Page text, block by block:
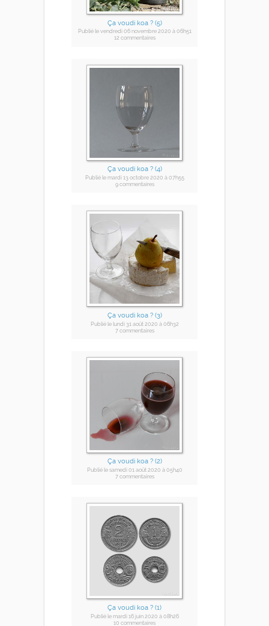
Ça voudi koa ? (5)
Publié le vendredi 06 novembre 2020 à 06h51
12 commentaires
Ça voudi koa ? (4)
Publiéle mardi 13 octobre 2020 à 07h55
9 commentaires
Ça voudi koa ? (3)
Publiéle lundi 31 août 2020 à 06h32
7 commentaires
Ça voudi koa ? (2)
Publiéle samedi 01 août 2020 à 05h40
7 commentaires
Ça voudi koa ? (1)
Publiéle mardi 16 juin 2020 à 08h26
10 commentaires